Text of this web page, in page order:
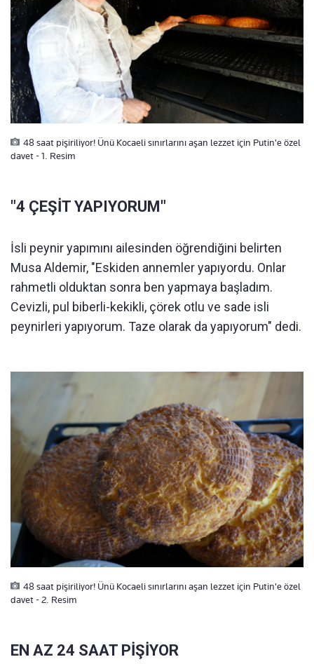
48 saat pişiriliyor! Ünü Kocaeli sınırlarını aşan lezzet için Putin'e özel
davet - 1. Resim
"4 ÇEŞİT YAPIYORUM"
İsli peynir yapımını ailesinden öğrendiğini belirten
Musa Aldemir, "Eskiden annemler yapıyordu. Onlar
rahmetli olduktan sonra ben yapmaya başladım.
Cevizli, pul biberli-kekikli, çörek otlu ve sade isli
peynirleri yapıyorum. Taze olarak da yapıyorum" dedi.
48 saat pişiriliyor! Ünü Kocaeli sınırlarını aşan lezzet için Putin'e özel
davet - 2. Resim
EN AZ 24 SAAT PİŞİYOR